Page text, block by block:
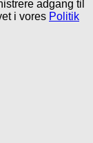
adgang til
i vores Politik